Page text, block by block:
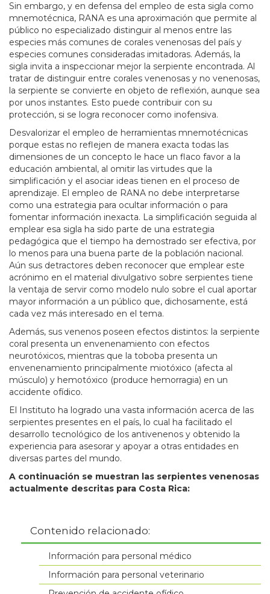
Sin embargo, y en defensa del empleo de esta sigla como
mnemotécnica, RANA es una aproximación que permite al
público no especializado distinguir al menos entre las
especies más comunes de corales venenosas del país y
especies comunes consideradas imitadoras. Además, la
sigla invita a inspeccionar mejor la serpiente encontrada. Al
tratar de distinguir entre corales venenosas y no venenosas,
la serpiente se convierte en objeto de reflexión, aunque sea
por unos instantes. Esto puede contribuir con su
protección, si se logra reconocer como inofensiva.
Desvalorizar el empleo de herramientas mnemotécnicas
porque estas no reflejen de manera exacta todas las
dimensiones de un concepto le hace un flaco favor a la
educación ambiental, al omitir las virtudes que la
simplificación y el asociar ideas tienen en el proceso de
aprendizaje. El empleo de RANA no debe interpretarse
como una estrategia para ocultar información o para
fomentar información inexacta. La simplificación seguida al
emplear esa sigla ha sido parte de una estrategia
pedagógica que el tiempo ha demostrado ser efectiva, por
lo menos para una buena parte de la población nacional.
Aún sus detractores deben reconocer que emplear este
acrónimo en el material divulgativo sobre serpientes tiene
la ventaja de servir como modelo nulo sobre el cual aportar
mayor información a un público que, dichosamente, está
cada vez más interesado en el tema.
Además, sus venenos poseen efectos distintos: la serpiente
coral presenta un envenenamiento con efectos
neurotóxicos, mientras que la toboba presenta un
envenenamiento principalmente miotóxico (afecta al
músculo) y hemotóxico (produce hemorragia) en un
accidente ofídico.
El Instituto ha logrado una vasta información acerca de las
serpientes presentes en el país, lo cual ha facilitado el
desarrollo tecnológico de los antivenenos y obtenido la
experiencia para asesorar y apoyar a otras entidades en
diversas partes del mundo.
A continuación se muestran las serpientes venenosas
actualmente descritas para Costa Rica:
Contenido relacionado:
Información para personal médico
Información para personal veterinario